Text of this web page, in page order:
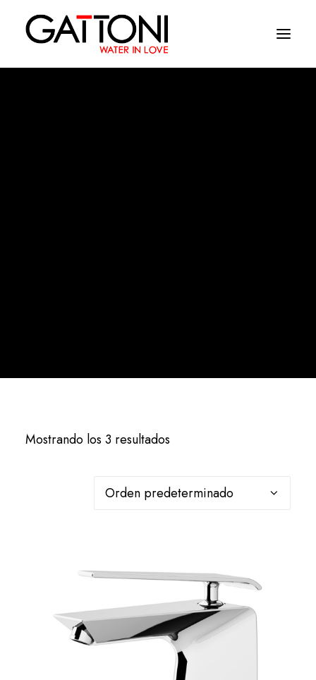
Mostrando los 3 resultados